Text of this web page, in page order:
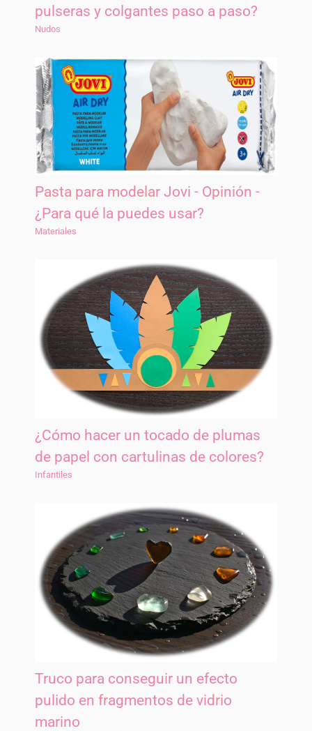
pulseras y colgantes paso a paso?
Nudos
Pasta para modelar Jovi - Opinión -
¿Para qué la puedes usar?
Materiales
¿Cómo hacer un tocado de plumas
de papel con cartulinas de colores?
Infantiles
Truco para conseguir un efecto
pulido en fragmentos de vidrio
marino